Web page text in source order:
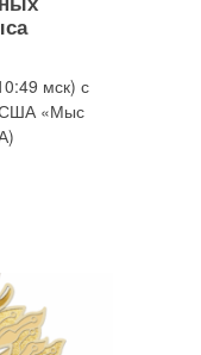
мск) с
США «Мыс